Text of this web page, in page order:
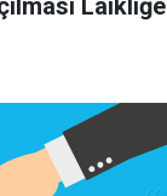
Laikliğe